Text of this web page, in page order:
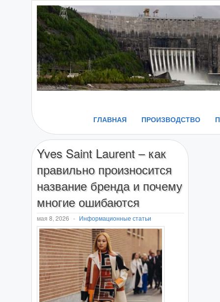
ГЛАВНАЯ ПРОИЗВОДСТВО
Yves Saint Laurent – как
правильно произносится
название бренда и почему
многие ошибаются
мая 8, 2026 - Информационные статьи